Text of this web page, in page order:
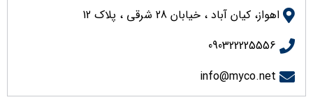
اهواز، کیان آباد ، خیابان 28 شرقی ، پلاک 12
090322225556
info@myco.net